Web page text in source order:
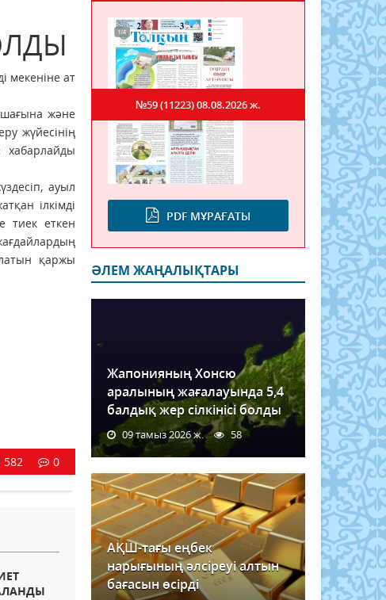
мекеніне ат
және
жүйесінің
ауыл
ілкімді
тиек еткен
қаржы
582 0
PDF МҰРАҒАТЫ
№59 (11223)08.08.2026 ж.
ӘЛЕМ ЖАҢАЛЫҚТАРЫ
Жапонияның Хонсю
аралының жағалауында 5,4
балдық жер сілкінісі болды
09 тамыз 2026 ж. 58
АҚШ-тағы еңбек
нарығының әлсіреуі алтын
бағасын өсірді